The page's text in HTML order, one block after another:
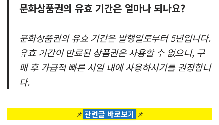
문화상품권의 유효 기간은 얼마나 되나요?
문화상품권의 유효 기간은 발행일로부터 5년입니다.
유효 기간이 만료된 상품권은 사용할 수 없으니, 구
매 후 가급적 빠른 시일 내에 사용하시기를 권장합니
다.
📌 관련글 바로보기 📌